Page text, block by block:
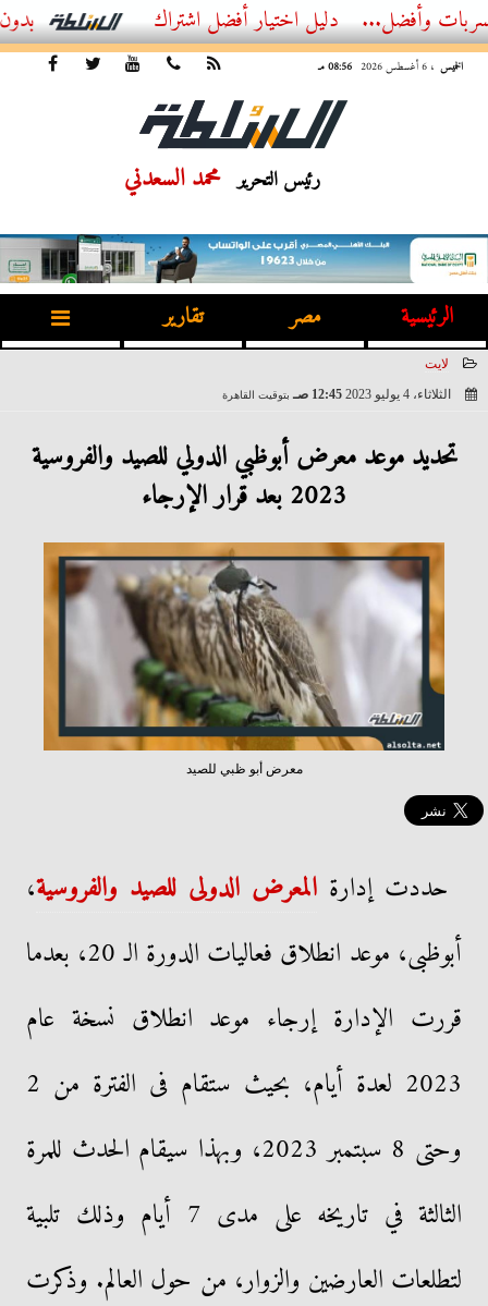
أفضل اشتراك IPTV بدون تقطيع 2026 – دليل المشاهد العصري
الخميس ، 6 أغسطس 2026 08:56 مـ
رئيس التحرير محمد السعدني
الرئيسية مصر تقارير
لايت
الثلاثاء، 4 يوليو 2023
12:45 صـ بتوقيت القاهرة
تحديد موعد معرض أبوظبي الدولي للصيد والفروسية
2023 بعد قرار الإرجاء
معرض أبو ظبي للصيد
حددت إدارة المعرض الدولى للصيد والفروسية،
أبوظبى، موعد انطلاق فعاليات الدورة الـ 20، بعدما
قررت الإدارة إرجاء موعد انطلاق نسخة عام
2023 لعدة أيام، بحيث ستقام فى الفترة من 2
وحتى 8 سبتمبر 2023، وبهذا سيقام الحدث للمرة
الثالثة في تاريخه على مدى 7 أيام وذلك تلبية
لتطلعات العارضين والزوار، من حول العالم. وذكرت